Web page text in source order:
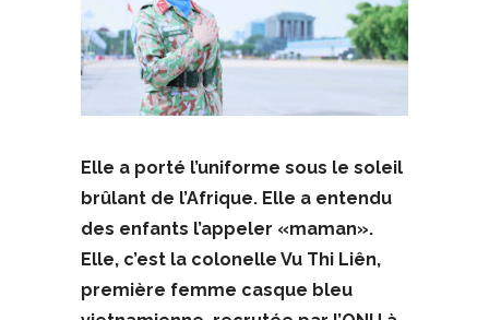
Elle a porté l’uniforme sous le soleil
brûlant de l’Afrique. Elle a entendu
des enfants l’appeler «maman».
Elle, c’est la colonelle Vu Thi Liên,
première femme casque bleu